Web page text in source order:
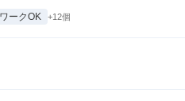
ークOK +12個